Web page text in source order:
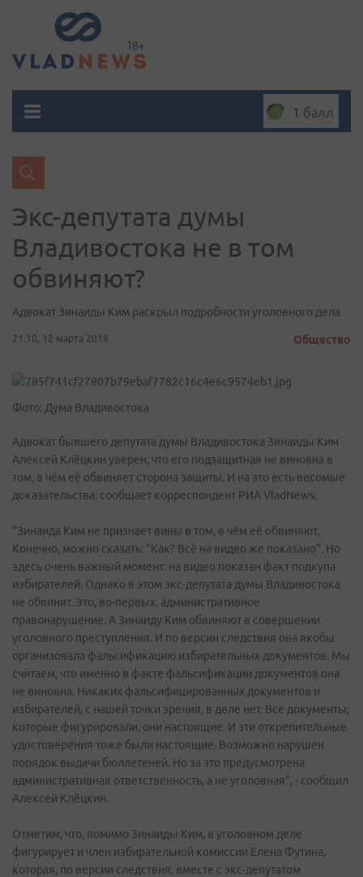
1 балл
Экс-депутата думы
Владивостока не в том
обвиняют?
Адвокат Зинаиды Ким раскрыл подробности уголовного дела
21:10, 12 марта 2018 Общество
Фото: Дума Владивостока
Адвокат бывшего депутата думы Владивостока Зинаиды Ким
Алексей Клёцкин уверен, что его подзащитная не виновна в
том, в чём её обвиняет сторона защиты. И на это есть весомые
доказательства, сообщает корреспондент РИА VladNews.
"Зинаида Ким не признает вины в том, в чём её обвиняют.
Конечно, можно сказать: "Как? Всё на видео же показано". Но
здесь очень важный момент: на видео показан факт подкупа
избирателей. Однако в этом экс-депутата думы Владивостока
не обвинят. Это, во-первых, административное
правонарушение. А Зинаиду Ким обвиняют в совершении
уголовного преступления. И по версии следствия она якобы
организовала фальсификацию избирательных документов. Мы
считаем, что именно в факте фальсификации документов она
не виновна. Никаких фальсифицированных документов и
избирателей, с нашей точки зрения, в деле нет. Все документы,
которые фигурировали, они настоящие. И эти открепительные
удостоверения тоже были настоящие. Возможно нарушен
порядок выдачи бюллетеней. Но за это предусмотрена
административная ответственность, а не уголовная", - сообщил
Алексей Клёцкин.
Отметим, что, помимо Зинаиды Ким, в уголовном деле
фигурирует и член избирательной комиссии Елена Футина,
которая, по версии следствия, вместе с экс-депутатом